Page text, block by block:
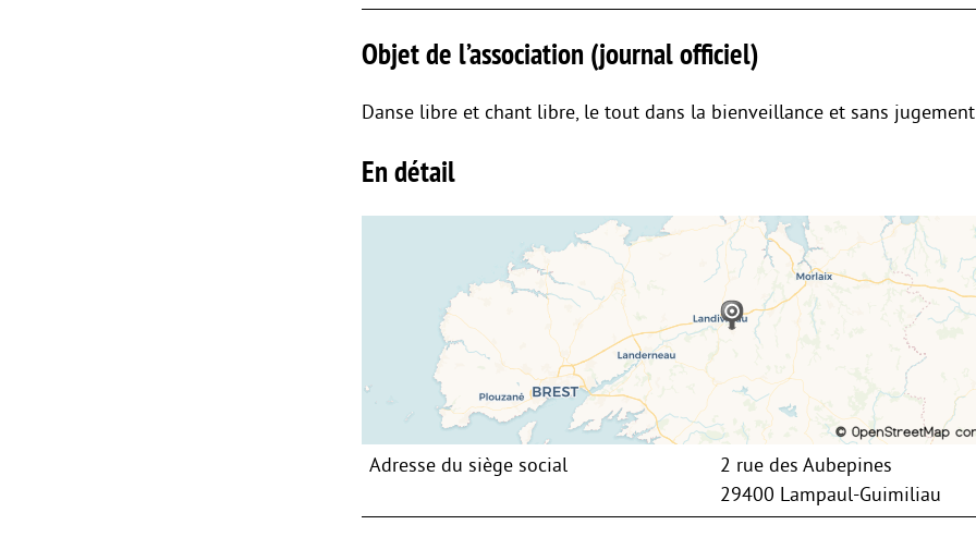
Objet de l’association (journal officiel)
Danse libre et chant libre, le tout dans la bienveillance et sans jugement
En détail
Adresse du siège social
2 rue des Aubepines
29400 Lampaul-Guimiliau